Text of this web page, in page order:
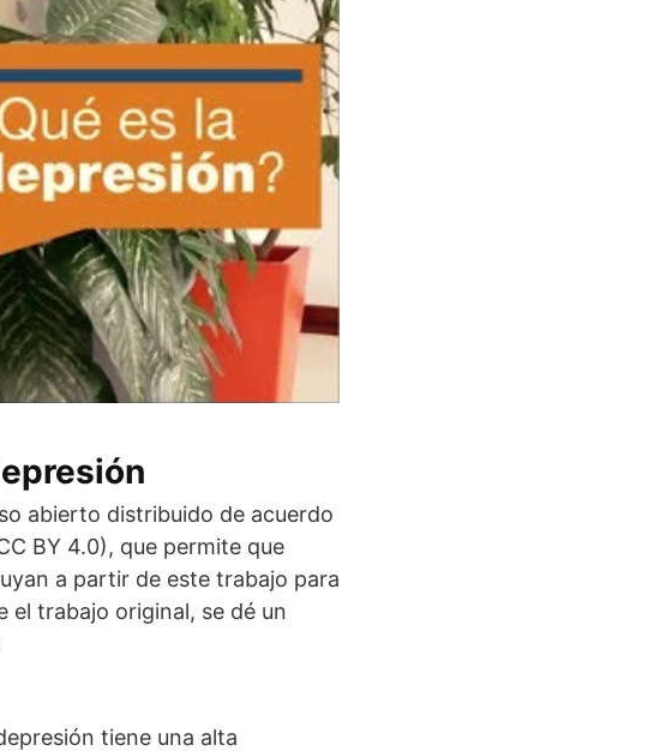
abierto distribuido de acuerdo
BY 4.0), que permite que
a partir de este trabajo para
el trabajo original, se dé un
tiene una alta